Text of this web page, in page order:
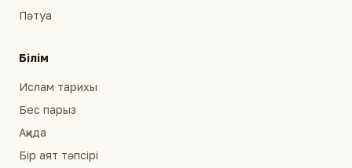
Пәтуа
Білім
Ислам тарихы
Бес парыз
Ақида
Бір аят тәпсірі